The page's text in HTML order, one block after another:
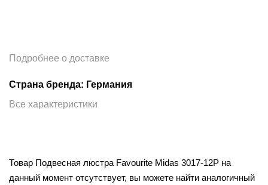
Подробнее о доставке
Страна бренда: Германия
Все характеристики
Товар Подвесная люстра Favourite Midas 3017-12P на
данный момент отсутствует, вы можете найти аналогичный